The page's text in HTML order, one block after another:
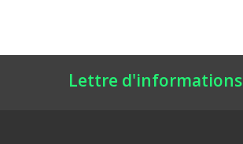
Lettre d'informations